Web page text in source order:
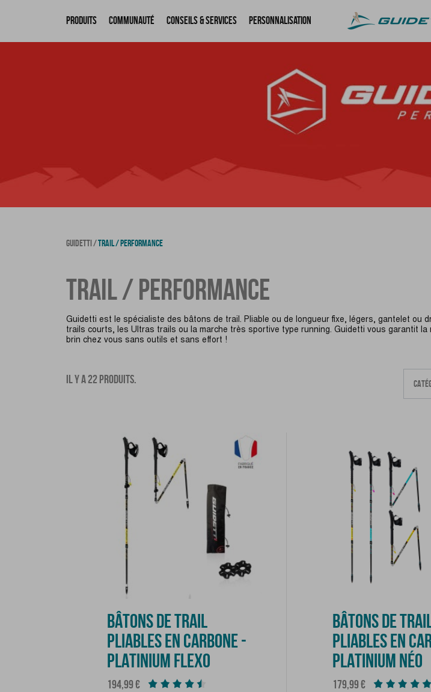
Produits Communauté Conseils & Services Personnalisation
GUIDETTI TRAIL / PERFORMANCE
TRAIL / PERFORMANCE
Guidetti est le spécialiste des bâtons de trail. Pliable ou de longueur fixe, légers, gantelet ou
trails courts, les Ultras trails ou la marche très sportive type running. Guidetti vous garantit
brin chez vous sans outils et sans effort !
IL Y A 22 PRODUITS.
BÂTONS DE TRAIL
PLIABLES EN CARBONE -
PLATINIUM FLEXO
Prix
194,99 €
BÂTONS DE
PLIABLES EN
PLATINIUM NÉO
Prix
179,99 €